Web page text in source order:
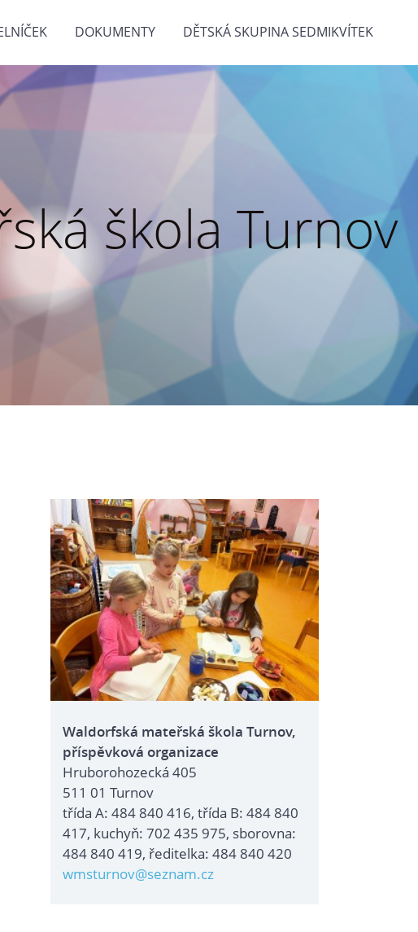
DOKUMENTY DĚTSKÁ SKUPINA SEDMIKVÍTEK
škola Turnov
Waldorfská mateřská škola Turnov,
příspěvková organizace
Hruborohozecká 405
511 01 Turnov
třída A: 484 840 416, třída B: 484 840
417, kuchyň: 702 435 975, sborovna:
484 840 419, ředitelka: 484 840 420
wmsturnov@seznam.cz